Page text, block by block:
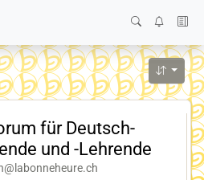
für Deutsch-
und -Lehrende